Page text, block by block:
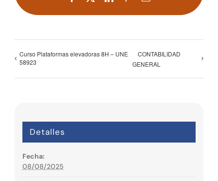
Curso Plataformas elevadoras 8H – UNE
58923
CONTABILIDAD
GENERAL
Detalles
Fecha:
08/08/2025